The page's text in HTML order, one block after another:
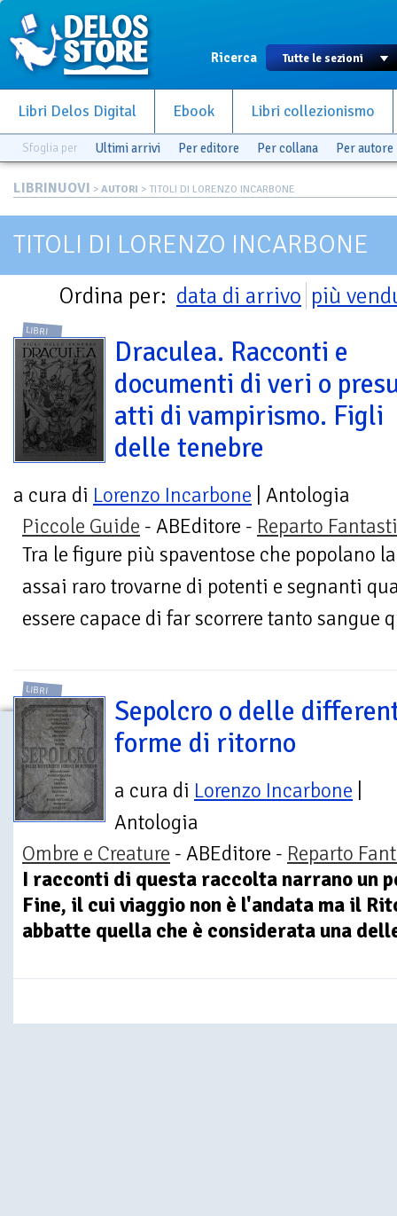
Ricerca
Libri Delos Digital Ebook Libri collezionismo
Sfoglia per Ultimi arrivi Per editore Per collana Per autore
LIBRINUOVI > AUTORI > TITOLI DI LORENZO INCARBONE
TITOLI DI LORENZO INCARBONE
Ordina per: data di arrivo più
LIBRI
Draculea. Racconti e
documenti di veri o
atti di vampirismo. Figli
delle tenebre
a cura di Lorenzo Incarbone | Antologia
Piccole Guide - ABEditore - Reparto
Tra le figure più spaventose che popolano
assai raro trovarne di potenti e segnanti
essere capace di far scorrere tanto sangue
LIBRI
Sepolcro o delle
forme di ritorno
a cura di Lorenzo Incarbone
Antologia
Ombre e Creature - ABEditore - Reparto
I racconti di questa raccolta narrano un
Fine, il cui viaggio non è l'andata ma il
abbatte quella che è considerata una